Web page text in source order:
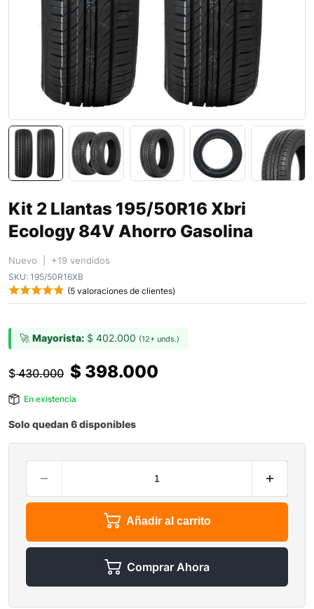
Kit 2 Llantas 195/50R16 Xbri
Ecology 84V Ahorro Gasolina
Nuevo | +19 vendidos
SKU: 195/50R16XB
(5 valoraciones de clientes)
🚀 Mayorista: $ 402.000 (12+ unds.)
$430.000 $ 398.000
En existencia
Solo quedan 6 disponibles
Añadir al carrito
Comprar Ahora